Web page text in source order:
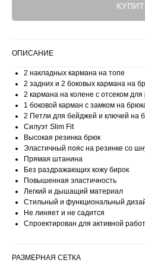
ОПИСАНИЕ
2 накладных кармана на топе
2 задних и 2 боковых кармана на
2 кармана на колене с отсеком для
1 боковой карман с замком на
2 Петли для бейджей и ключей на
Силуэт Slim Fit
Высокая резинка брюк
Эластичный пояс на резинке со
Прямая штанина
Без раздражающих кожу бирок
Повышенная эластичность
Легкий и дышащий материал
Стильный и функциональный
Не линяет и не садится
Спроектирован для активной
РАЗМЕРНАЯ СЕТКА